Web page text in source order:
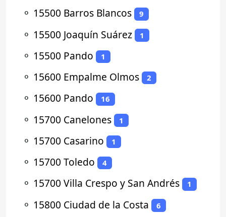
⚬ 15500 Barros Blancos 9
⚬ 15500 Joaquín Suárez 1
⚬ 15500 Pando 1
⚬ 15600 Empalme Olmos 2
⚬ 15600 Pando 16
⚬ 15700 Canelones 1
⚬ 15700 Casarino 1
⚬ 15700 Toledo 4
⚬ 15700 Villa Crespo y San Andrés 1
⚬ 15800 Ciudad de la Costa 6